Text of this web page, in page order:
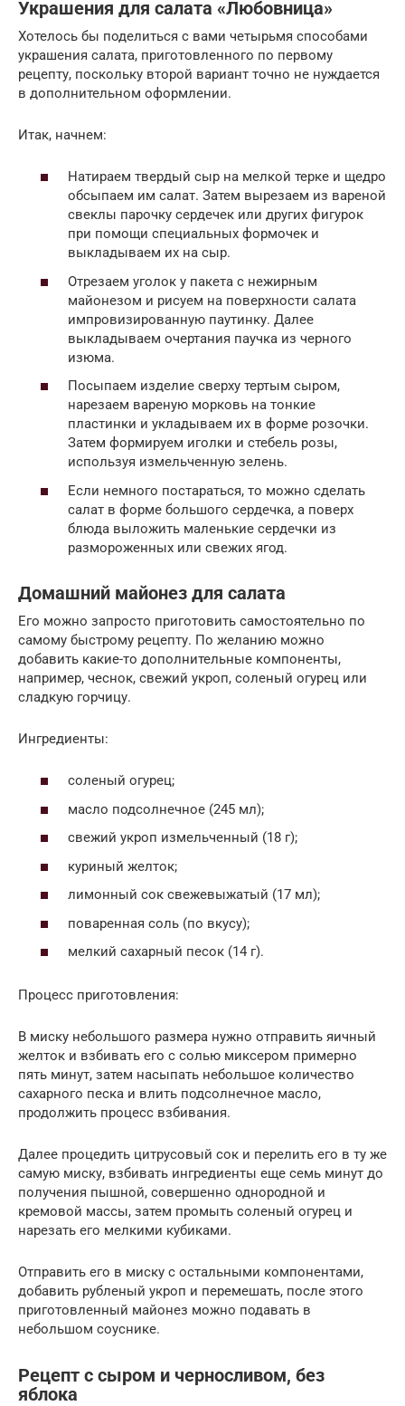
Украшения для салата «Любовница»
Хотелось бы поделиться с вами четырьмя способами
украшения салата, приготовленного по первому
рецепту, поскольку второй вариант точно не нуждается
в дополнительном оформлении.
Итак, начнем:
Натираем твердый сыр на мелкой терке и щедро
обсыпаем им салат. Затем вырезаем из вареной
свеклы парочку сердечек или других фигурок
при помощи специальных формочек и
выкладываем их на сыр.
Отрезаем уголок у пакета с нежирным
майонезом и рисуем на поверхности салата
импровизированную паутинку. Далее
выкладываем очертания паучка из черного
изюма.
Посыпаем изделие сверху тертым сыром,
нарезаем вареную морковь на тонкие
пластинки и укладываем их в форме розочки.
Затем формируем иголки и стебель розы,
используя измельченную зелень.
Если немного постараться, то можно сделать
салат в форме большого сердечка, а поверх
блюда выложить маленькие сердечки из
размороженных или свежих ягод.
Домашний майонез для салата
Его можно запросто приготовить самостоятельно по
самому быстрому рецепту. По желанию можно
добавить какие-то дополнительные компоненты,
например, чеснок, свежий укроп, соленый огурец или
сладкую горчицу.
Ингредиенты:
соленый огурец;
масло подсолнечное (245 мл);
свежий укроп измельченный (18 г);
куриный желток;
лимонный сок свежевыжатый (17 мл);
поваренная соль (по вкусу);
мелкий сахарный песок (14 г).
Процесс приготовления:
В миску небольшого размера нужно отправить яичный
желток и взбивать его с солью миксером примерно
пять минут, затем насыпать небольшое количество
сахарного песка и влить подсолнечное масло,
продолжить процесс взбивания.
Далее процедить цитрусовый сок и перелить его в ту же
самую миску, взбивать ингредиенты еще семь минут до
получения пышной, совершенно однородной и
кремовой массы, затем промыть соленый огурец и
нарезать его мелкими кубиками.
Отправить его в миску с остальными компонентами,
добавить рубленый укроп и перемешать, после этого
приготовленный майонез можно подавать в
небольшом соуснике.
Рецепт с сыром и черносливом, без
яблока